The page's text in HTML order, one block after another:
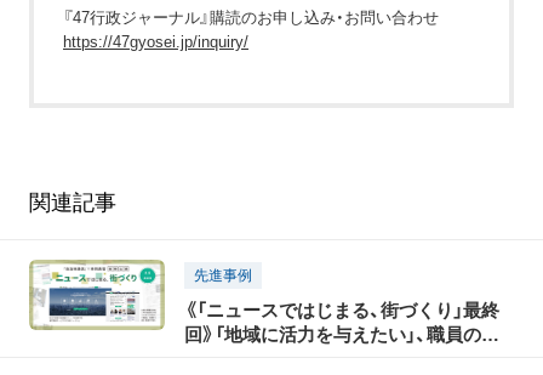
『47行政ジャーナル』購読のお申し込み・お問い合わせ
https://47gyosei.jp/inquiry/
関連記事
先進事例
《「ニュースではじまる、街づくり」最終
回》「地域に活力を与えたい」、職員の想